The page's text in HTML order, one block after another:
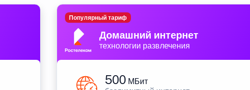
Домашний интернет
технологии развлечения
Популярный тариф
500 МБит